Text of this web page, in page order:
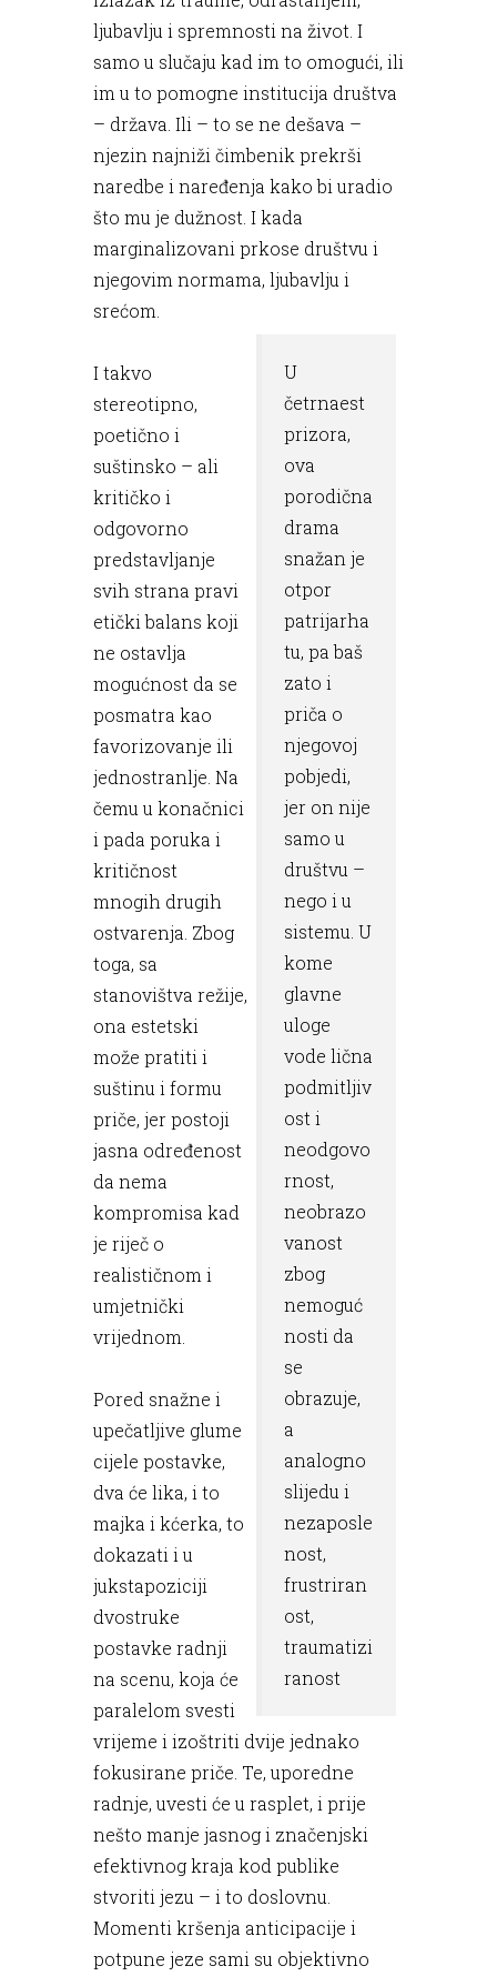
ljubavlju i spremnosti na život. I
samo u slučaju kad im to omogući, ili
im u to pomogne institucija društva
– država. Ili – to se ne dešava –
njezin najniži čimbenik prekrši
naredbe i naređenja kako bi uradio
što mu je dužnost. I kada
marginalizovani prkose društvu i
njegovim normama, ljubavlju i
srećom.
U
četrnaest
prizora,
ova
porodična
drama
snažan je
otpor
patrijarha
tu, pa baš
zato i
priča o
njegovoj
pobjedi,
jer on nije
samo u
društvu –
nego i u
sistemu. U
kome
glavne
uloge
vode lična
podmitljiv
ost i
neodgovo
rnost,
neobrazo
vanost
zbog
nemoguć
nosti da
se
obrazuje,
a
analogno
slijedu i
nezaposle
nost,
frustriran
ost,
traumatizi
ranost
I takvo
stereotipno,
poetično i
suštinsko – ali
kritičko i
odgovorno
predstavljanje
svih strana pravi
etički balans koji
ne ostavlja
mogućnost da se
posmatra kao
favorizovanje ili
jednostranlje. Na
čemu u konačnici
i pada poruka i
kritičnost
mnogih drugih
ostvarenja. Zbog
toga, sa
stanovištva režije,
ona estetski
može pratiti i
suštinu i formu
priče, jer postoji
jasna određenost
da nema
kompromisa kad
je riječ o
realističnom i
umjetnički
vrijednom.
Pored snažne i
upečatljive glume
cijele postavke,
dva će lika, i to
majka i kćerka, to
dokazati i u
jukstapoziciji
dvostruke
postavke radnji
na scenu, koja će
paralelom svesti
vrijeme i izoštriti dvije jednako
fokusirane priče. Te, uporedne
radnje, uvesti će u rasplet, i prije
nešto manje jasnog i značenjski
efektivnog kraja kod publike
stvoriti jezu – i to doslovnu.
Momenti kršenja anticipacije i
potpune jeze sami su objektivno